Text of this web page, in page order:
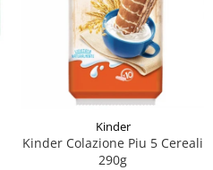
Kinder
Kinder Colazione Piu 5 Cereali
290g